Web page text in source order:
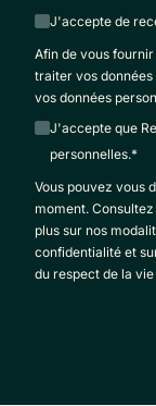
J'accepte de
Afin de vous
traiter vos
vos données
J'accepte que
personnelles.*
Vous pouvez vous
moment.
plus sur nos
confidentialité et
du respect de la